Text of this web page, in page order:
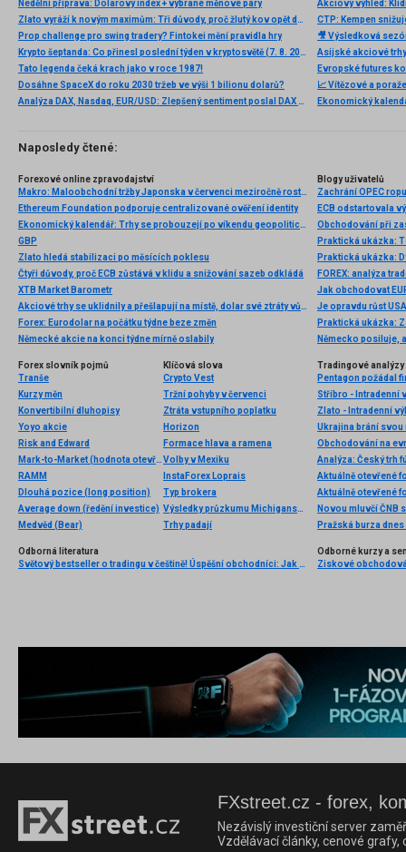
Nedělní příprava: Dolarový index + vybrané měnové páry
Zlato vyráží k novým maximům: Tři důvody, proč žlutý kov opět dominuje
Prop challenge pro swing tradery? Fintokei mění pravidla hry
Krypto šeptanda: Co přinesl poslední týden v kryptosvětě (7. 8. 2026)
Tato legenda čeká krach jako v roce 1987!
Dosáhne SpaceX do roku 2030 tržeb ve výši 1 bilionu dolarů?
Analýza DAX, Nasdaq, EUR/USD: Zlepšený sentiment poslal DAX na nová maxima
Akciový výhled:
Asijské akciové
Evropské futures
📈 Vítězové a
Naposledy čtené:
Forexové online zpravodajství
Makro: Maloobchodní tržby Japonska v červenci meziročně rostly o 1,6pct
Ethereum Foundation podporuje centralizované ověření identity
Ekonomický kalendář: Trhy se probouzejí po víkendu geopolitického patu 🚢
GBP
Zlato hledá stabilizaci po měsících poklesu
Čtyři důvody, proč ECB zůstává v klidu a snižování sazeb odkládá
XTB Market Barometr
Akciové trhy se uklidnily a přešlapují na místě, dolar své ztráty vůči euru dál pozvolna likviduje
Forex: Eurodolar na počátku týdne beze změn
Německé akcie na konci týdne mírně oslabily
Blogy uživatelů
Zachrání OPEC
ECB odstartovala
Obchodování při
Praktická ukázka:
Praktická ukázka:
FOREX: analýza
Jak obchodovat
Je opravdu růst
Praktická ukázka:
Německo posiluje,
Forex slovník pojmů
Tranše
Kurzy měn
Konvertibilní dluhopisy
Yoyo akcie
Risk and Edward
Mark-to-Market (hodnota otevřených pozic v portfoliu)
RAMM
Dlouhá pozice (long position)
Average down (ředění investice)
Medvěd (Bear)
Klíčová slova
Crypto Vest
Tržní pohyby v červenci
Ztráta vstupního poplatku
Horizon
Formace hlava a ramena
Volby v Mexiku
InstaForex Loprais
Typ brokera
Výsledky průzkumu Michiganské univerzity
Trhy padají
Tradingové analýzy
Pentagon požádal
Stříbro - Intradenní
Zlato - Intradenní
Ukrajina brání svou
Analýza: Český trh
Aktuálně otevřené
Aktuálně otevřené
Odborná literatura
Světový bestseller o tradingu v češtině! Úspěšní obchodníci: Jak běžní lidé porážejí Wall Street v jeho vlastní hře
Odborné kurzy a
FXstreet.cz - forex,
Nezávislý investiční server
Vzdělávací články, cenové